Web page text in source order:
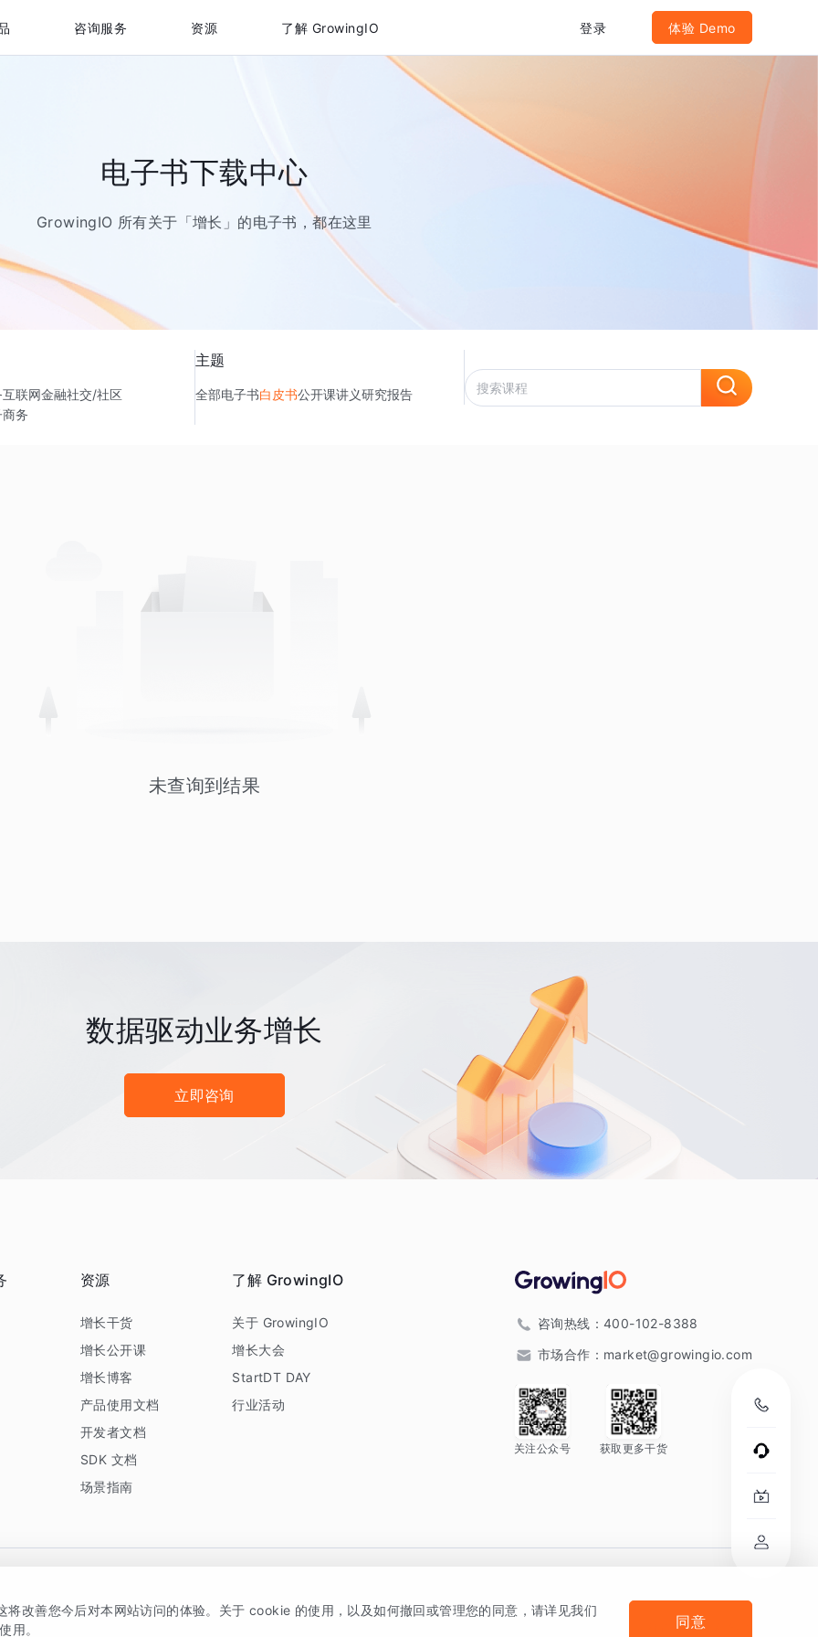
咨询服务 资源 了解 GrowingIO 登录 体验 Demo
电子书下载中心
GrowingIO 所有关于「增长」的电子书，都在这里
互联网金融社交/社区
务
主题
全部电子书白皮书公开课讲义研究报告
未查询到结果
数据驱动业务增长
立即咨询
资源
增长干货
增长公开课
增长博客
产品使用文档
开发者文档
SDK 文档
场景指南
了解 GrowingIO
关于 GrowingIO
增长大会
StartDT DAY
行业活动
咨询热线： 400-102-8388
市场合作： market@growingio.com
关注公众号 获取更多干货
号 法律声明及隐私条款
改善您今后对本网站访问的体验。关于 cookie 的使用，以及如何撤回或管理您的同意，请详见我们
用。 同意